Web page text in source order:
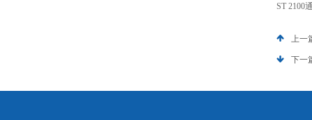
ST 2100
上一
下一